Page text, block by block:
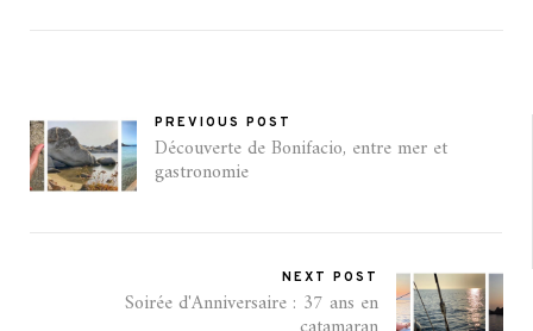
PREVIOUS POST
Découverte de Bonifacio, entre mer et
gastronomie
NEXT POST
Soirée d'Anniversaire : 37 ans en